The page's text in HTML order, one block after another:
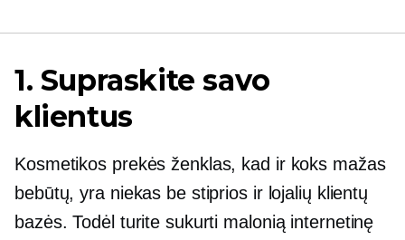
1. Supraskite savo
klientus
Kosmetikos prekės ženklas, kad ir koks mažas
bebūtų, yra niekas be stiprios ir lojalių klientų
bazės. Todėl turite sukurti malonią internetinę